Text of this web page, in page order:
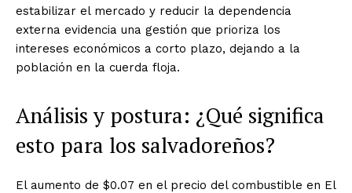
estabilizar el mercado y reducir la dependencia
externa evidencia una gestión que prioriza los
intereses económicos a corto plazo, dejando a la
población en la cuerda floja.
Análisis y postura: ¿Qué significa
esto para los salvadoreños?
El aumento de $0.07 en el precio del combustible en El